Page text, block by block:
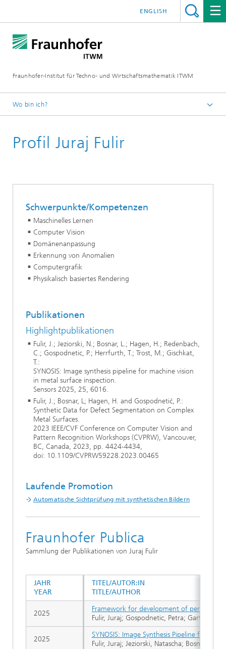
Fraunhofer-Institut für Techno- und Wirtschaftsmathematik ITWM
ENGLISH
Wo bin ich?
Abteilungen und Bereiche
Profil Juraj Fulir
Schwerpunkte/Kompetenzen
Maschinelles Lernen
Computer Vision
Domänenanpassung
Erkennung von Anomalien
Computergrafik
Physikalisch basiertes Rendering
Publikationen
Highlightpublikationen
Fulir, J.; Jeziorski, N.; Bosnar, L.; Hagen, H.; Redenbach,
C.; Gospodnetic, P.; Herrfurth, T.; Trost, M.; Gischkat,
T.:
SYNOSIS: Image synthesis pipeline for machine vision
in metal surface inspection.
Sensors 2025, 25, 6016.
Fulir, J.; Bosnar, L; Hagen, H. and Gospodnetić, P.:
Synthetic Data for Defect Segmentation on Complex
Metal Surfaces.
2023 IEEE/CVF Conference on Computer Vision and
Pattern Recognition Workshops (CVPRW), Vancouver,
BC, Canada, 2023, pp. 4424-4434,
doi: 10.1109/CVPRW59228.2023.00465
Laufende Promotion
Automatische Sichtprüfung mit synthetischen Bildern
Fraunhofer Publica
Sammlung der Publikationen von Juraj Fulir
TITEL/AUTOR:IN
TITLE/AUTHOR
Framework for development of perceptual
Fulir, Juraj; Gospodnetic, Petra; Garth,
SYNOSIS: Image Synthesis Pipeline for
Fulir, Juraj; Jeziorski, Natascha; Bosnar,
JAHR
YEAR
2025
2025